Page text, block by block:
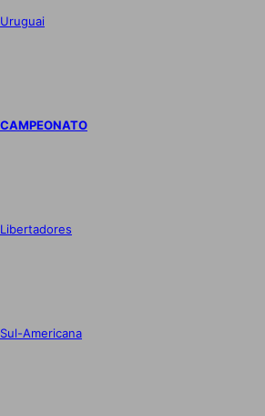
Uruguai
CAMPEONATO
Libertadores
Sul-Americana